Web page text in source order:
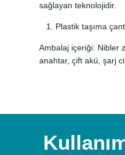
sağlayan teknolojidir.
Plastik taşıma
Ambalaj içeriği: Nibler
anahtar, çift akü, şarj